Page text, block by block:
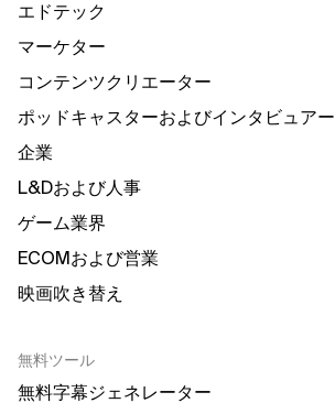
エドテック
マーケター
コンテンツクリエーター
ポッドキャスターおよびインタビュアー
企業
L&Dおよび人事
ゲーム業界
ECOMおよび営業
映画吹き替え
無料ツール
無料字幕ジェネレーター